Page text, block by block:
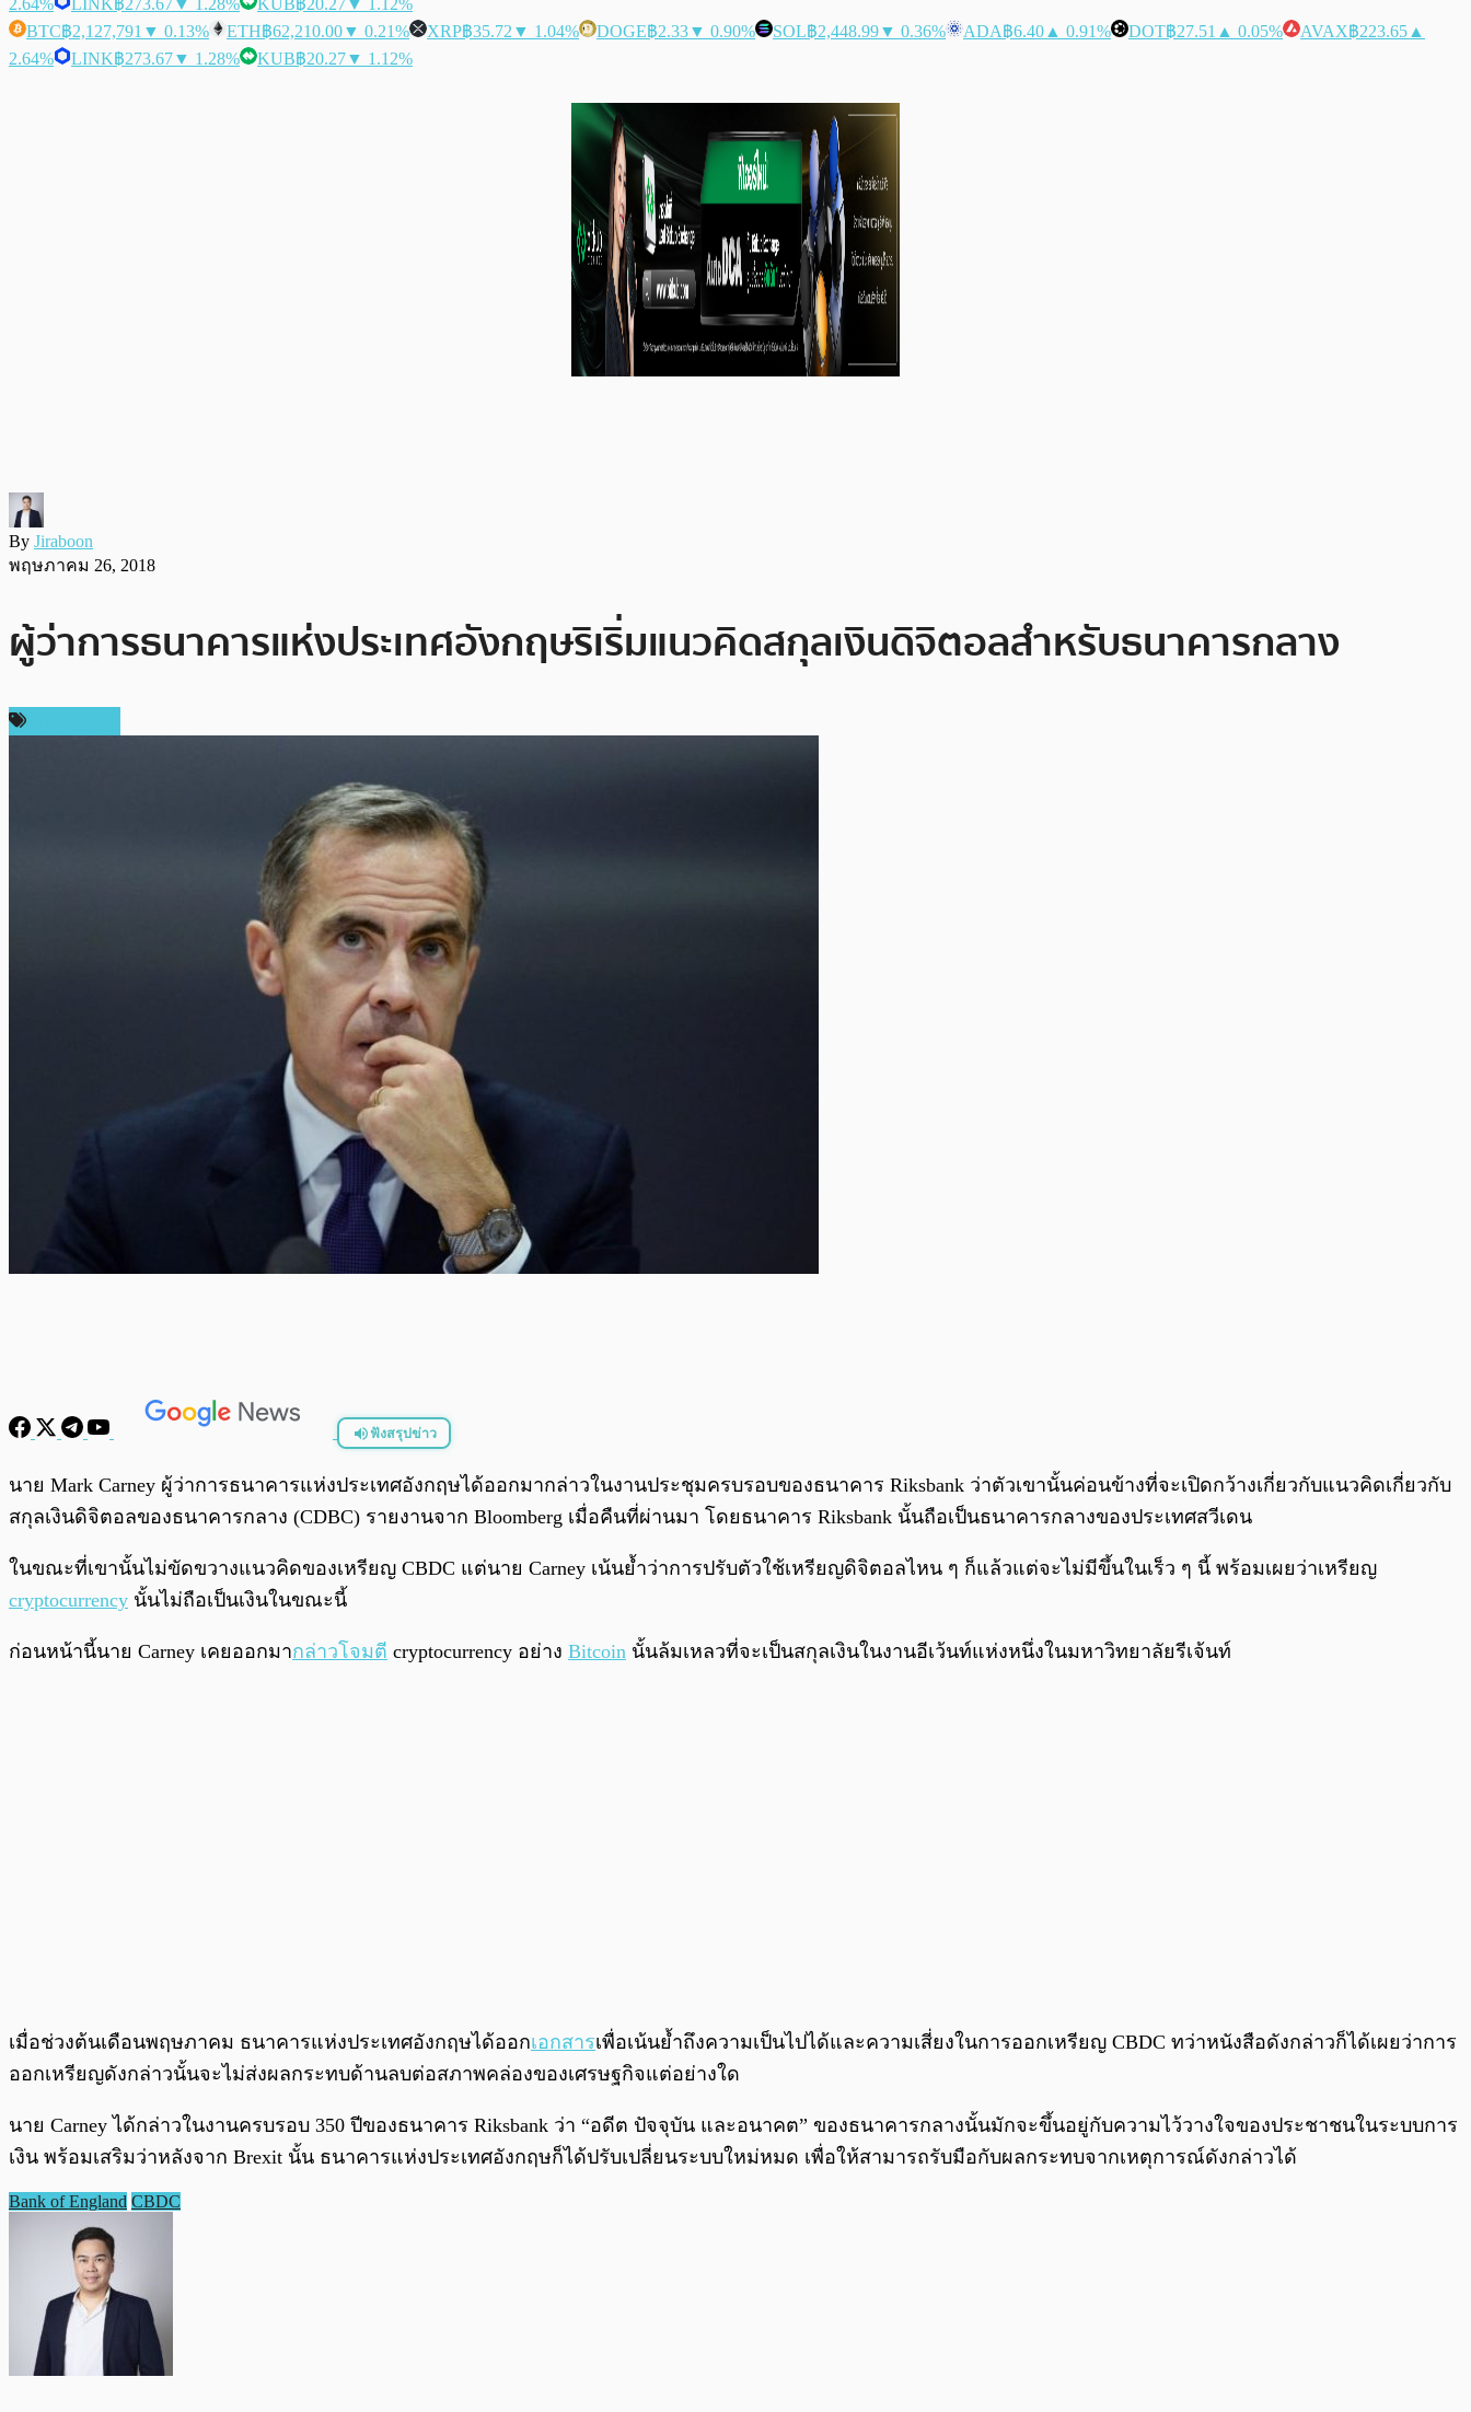
BTC฿2,127,791 ▼ 0.13% ETH฿62,210.00▼ 0.21% XRP฿35.72 ▼ 1.04% DOGE฿2.33▼ 0.90% SOL฿2,448.99▼ 0.36% ADA฿6.40 ▲ 0.91% DOT฿27.51 ▲ 0.05% AVAX฿223.65 ▲
2.64%
LINK฿273.67▼ 1.28% KUB฿20.27▼ 1.12%
By Jiraboon
พฤษภาคม 26, 2018
ผู้ว่าการธนาคารแห่งประเทศอังกฤษริเริ่มแนวคิดสกุลเงินดิจิตอลสำหรับธนาคารกลาง
ฟังสรุปข่าว
พร้อมเล่น 0:00
นาย Mark Carney ผู้ว่าการธนาคารแห่งประเทศอังกฤษได้ออกมากล่าวในงานประชุมครบรอบของธนาคาร Riksbank ว่าตัวเขานั้นค่อนข้างที่จะเปิดกว้างเกี่ยวกับแนวคิดเกี่ยวกับ
สกุลเงินดิจิตอลของธนาคารกลาง (CDBC) รายงานจาก Bloomberg เมื่อคืนที่ผ่านมา โดยธนาคาร Riksbank นั้นถือเป็นธนาคารกลางของประเทศสวีเดน
ในขณะที่เขานั้นไม่ขัดขวางแนวคิดของเหรียญ CBDC แต่นาย Carney เน้นย้ำว่าการปรับตัวใช้เหรียญดิจิตอลไหน ๆ ก็แล้วแต่จะไม่มีขึ้นในเร็ว ๆ นี้ พร้อมเผยว่าเหรียญ
cryptocurrency นั้นไม่ถือเป็นเงินในขณะนี้
ก่อนหน้านี้นาย Carney เคยออกมากล่าวโจมตี cryptocurrency อย่าง Bitcoin นั้นล้มเหลวที่จะเป็นสกุลเงินในงานอีเว้นท์แห่งหนึ่งในมหาวิทยาลัยรีเจ้นท์
เมื่อช่วงต้นเดือนพฤษภาคม ธนาคารแห่งประเทศอังกฤษได้ออกเอกสารเพื่อเน้นย้ำถึงความเป็นไปได้และความเสี่ยงในการออกเหรียญ CBDC ทว่าหนังสือดังกล่าวก็ได้เผยว่าการ
ออกเหรียญดังกล่าวนั้นจะไม่ส่งผลกระทบด้านลบต่อสภาพคล่องของเศรษฐกิจแต่อย่างใด
นาย Carney ได้กล่าวในงานครบรอบ 350 ปีของธนาคาร Riksbank ว่า “อดีต ปัจจุบัน และอนาคต” ของธนาคารกลางนั้นมักจะขึ้นอยู่กับความไว้วางใจของประชาชนในระบบการ
เงิน พร้อมเสริมว่าหลังจาก Brexit นั้น ธนาคารแห่งประเทศอังกฤษก็ได้ปรับเปลี่ยนระบบใหม่หมด เพื่อให้สามารถรับมือกับผลกระทบจากเหตุการณ์ดังกล่าวได้
Bank of England CBDC